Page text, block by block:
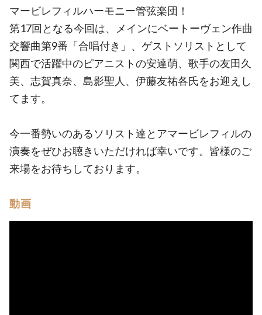
マービレフィルハーモニー管弦楽団！
第17回となる今回は、メインにベートーヴェン作曲
交響曲第9番「合唱付き」、ゲストソリストとして
関西で活躍中のピアニストの安達萌、歌手の友田久
美、志賀真奈、島影聖人、伊藤友祐各氏をお迎えし
てます。
今一番勢いのあるソリスト達とアマービレフィルの
演奏をぜひお聴きいただければ幸いです。皆様のご
来場をお待ちしております。
動画